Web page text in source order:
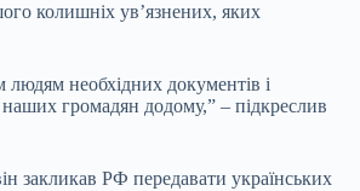
колишніх ув’язнених, яких
людям необхідних документів і
громадян додому,” – підкреслив
закликав РФ передавати українських